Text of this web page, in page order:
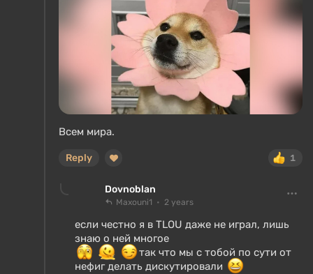
Всем мира.
1
Reply
Dovnoblan
Maxouni1 2 years
если честно я в TLOU даже не играл, лишь
знаю о ней многое
так что мы с тобой по сути от
нефиг делать дискутировали